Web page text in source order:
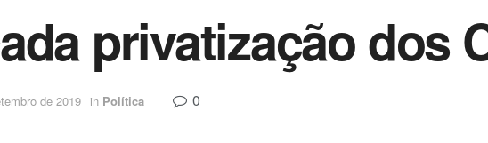
privatização dos
de 2019 in Política 0